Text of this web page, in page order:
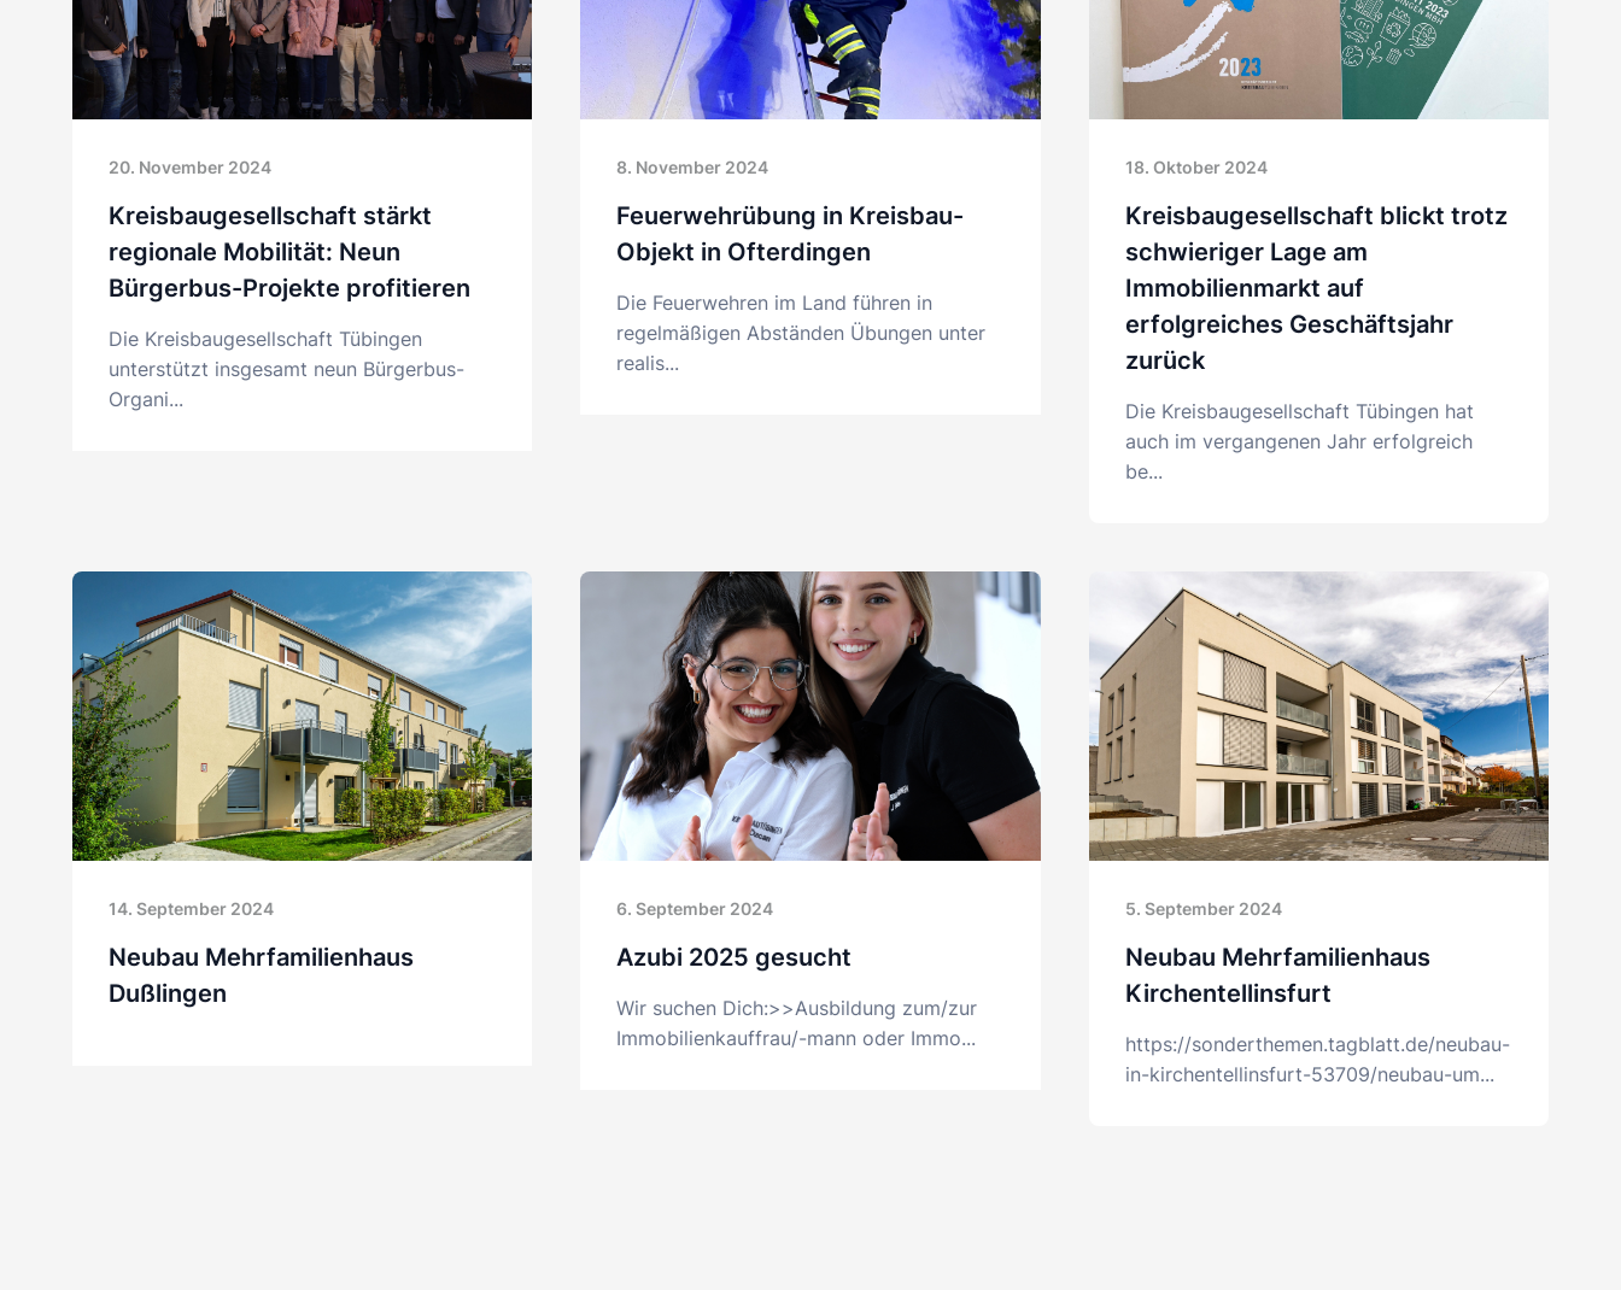
20. November 2024
Kreisbaugesellschaft stärkt
regionale Mobilität: Neun
Bürgerbus-Projekte profitieren
Die Kreisbaugesellschaft Tübingen
unterstützt insgesamt neun Bürgerbus-
Organi...
8. November 2024
Feuerwehrübung in Kreisbau-
Objekt in Ofterdingen
Die Feuerwehren im Land führen in
regelmäßigen Abständen Übungen unter
realis...
18. Oktober 2024
Kreisbaugesellschaft blickt trotz
schwieriger Lage am
Immobilienmarkt auf
erfolgreiches Geschäftsjahr
zurück
Die Kreisbaugesellschaft Tübingen hat
auch im vergangenen Jahr erfolgreich
be...
14. September 2024
Neubau Mehrfamilienhaus
Dußlingen
6. September 2024
Azubi 2025 gesucht
Wir suchen Dich:>>Ausbildung zum/zur
Immobilienkauffrau/-mann oder Immo...
5. September 2024
Neubau Mehrfamilienhaus
Kirchentellinsfurt
https://sonderthemen.tagblatt.de/neubau-
in-kirchentellinsfurt-53709/neubau-um...